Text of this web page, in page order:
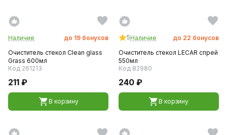
Наличие до 19 бонусов
Очиститель стекол Clean glass
Grass 600мл
Код 261213
211 ₽
В корзину
5Наличие до 22 бонусов
Очиститель стекол LECAR спрей
550мл
Код 82980
240 ₽
В корзину